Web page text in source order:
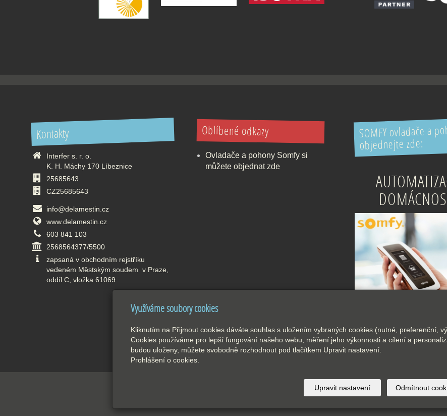
Kontakty
Interfer s. r. o.
K. H. Máchy 170 Líbeznice
25685643
CZ25685643
info@delamestin.cz
www.delamestin.cz
603 841 103
2568564377/5500
zapsaná v obchodním rejstříku
vedeném Městským soudem v Praze,
oddíl C, vložka 61069
Oblíbené odkazy
Ovladače a pohony Somfy si
můžete objednat zde
SOMFY ovladače a
objednejte zde:
Interfer s. r. o. Mapa webu
Využíváme soubory cookies
Kliknutím na Přijmout cookies dáváte souhlas s uložením vybraných cookies (nutné, preferenční,
Cookies používáme pro lepší fungování našeho webu, měření jeho výkonnosti a cílení a
budou uloženy, můžete svobodně rozhodnout pod tlačítkem Upravit nastavení.
Prohlášení o cookies.
Upravit nastavení Odmítnout